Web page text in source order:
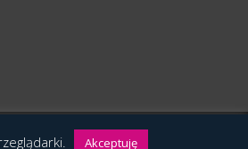
Akceptuję